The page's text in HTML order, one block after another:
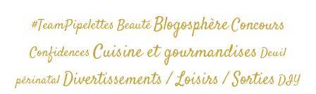
#TeamPipelettesBeautéBlogosphèreConcours
Confidences Cuisine et gourmandises Deuil
périnatalDivertissements / Loisirs / SortiesDIY